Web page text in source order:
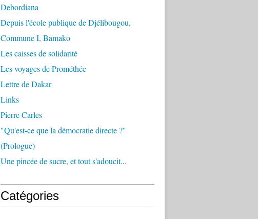
Debordiana
Depuis l'école publique de Djélibougou,
Commune I, Bamako
Les caisses de solidarité
Les voyages de Prométhée
Lettre de Dakar
Links
Pierre Carles
"Qu'est-ce que la démocratie directe ?"
(Prologue)
Une pincée de sucre, et tout s'adoucit...
Catégories